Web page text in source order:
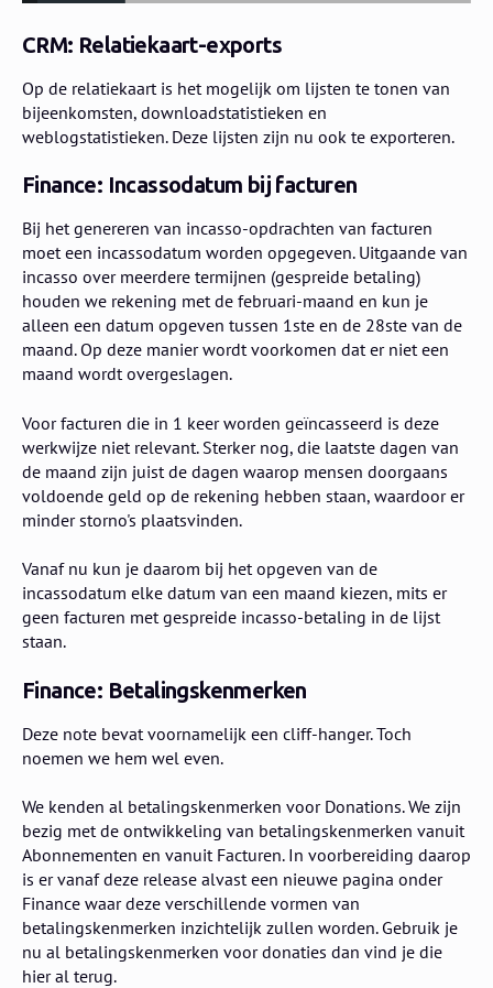
CRM: Relatiekaart-exports
Op de relatiekaart is het mogelijk om lijsten te tonen van
bijeenkomsten, downloadstatistieken en
weblogstatistieken. Deze lijsten zijn nu ook te exporteren.
Finance: Incassodatum bij facturen
Bij het genereren van incasso-opdrachten van facturen
moet een incassodatum worden opgegeven. Uitgaande van
incasso over meerdere termijnen (gespreide betaling)
houden we rekening met de februari-maand en kun je
alleen een datum opgeven tussen 1ste en de 28ste van de
maand. Op deze manier wordt voorkomen dat er niet een
maand wordt overgeslagen.
Voor facturen die in 1 keer worden geïncasseerd is deze
werkwijze niet relevant. Sterker nog, die laatste dagen van
de maand zijn juist de dagen waarop mensen doorgaans
voldoende geld op de rekening hebben staan, waardoor er
minder storno's plaatsvinden.
Vanaf nu kun je daarom bij het opgeven van de
incassodatum elke datum van een maand kiezen, mits er
geen facturen met gespreide incasso-betaling in de lijst
staan.
Finance: Betalingskenmerken
Deze note bevat voornamelijk een cliff-hanger. Toch
noemen we hem wel even.
We kenden al betalingskenmerken voor Donations. We zijn
bezig met de ontwikkeling van betalingskenmerken vanuit
Abonnementen en vanuit Facturen. In voorbereiding daarop
is er vanaf deze release alvast een nieuwe pagina onder
Finance waar deze verschillende vormen van
betalingskenmerken inzichtelijk zullen worden. Gebruik je
nu al betalingskenmerken voor donaties dan vind je die
hier al terug.